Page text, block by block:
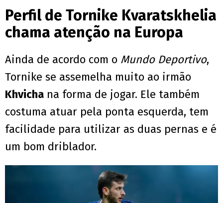
Perfil de Tornike Kvaratskhelia
chama atenção na Europa
Ainda de acordo com o Mundo Deportivo,
Tornike se assemelha muito ao irmão
Khvicha na forma de jogar. Ele também
costuma atuar pela ponta esquerda, tem
facilidade para utilizar as duas pernas e é
um bom driblador.